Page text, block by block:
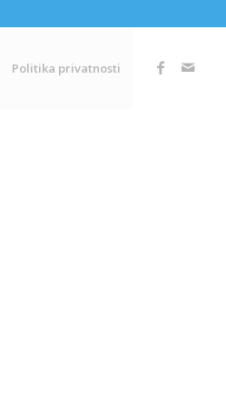
Politika privatnosti